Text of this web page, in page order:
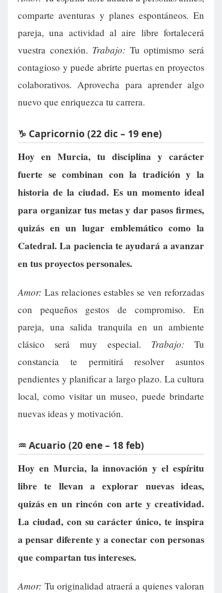
comparte aventuras y planes espontáneos. En
pareja, una actividad al aire libre fortalecerá
vuestra conexión. Trabajo: Tu optimismo será
contagioso y puede abrirte puertas en proyectos
colaborativos. Aprovecha para aprender algo
nuevo que enriquezca tu carrera.
♑ Capricornio (22 dic – 19 ene)
Hoy en Murcia, tu disciplina y carácter
fuerte se combinan con la tradición y la
historia de la ciudad. Es un momento ideal
para organizar tus metas y dar pasos firmes,
quizás en un lugar emblemático como la
Catedral. La paciencia te ayudará a avanzar
en tus proyectos personales.
Amor: Las relaciones estables se ven reforzadas
con pequeños gestos de compromiso. En
pareja, una salida tranquila en un ambiente
clásico será muy especial. Trabajo: Tu
constancia te permitirá resolver asuntos
pendientes y planificar a largo plazo. La cultura
local, como visitar un museo, puede brindarte
nuevas ideas y motivación.
♒ Acuario (20 ene – 18 feb)
Hoy en Murcia, la innovación y el espíritu
libre te llevan a explorar nuevas ideas,
quizás en un rincón con arte y creatividad.
La ciudad, con su carácter único, te inspira
a pensar diferente y a conectar con personas
que compartan tus intereses.
Amor: Tu originalidad atraerá a quienes valoran